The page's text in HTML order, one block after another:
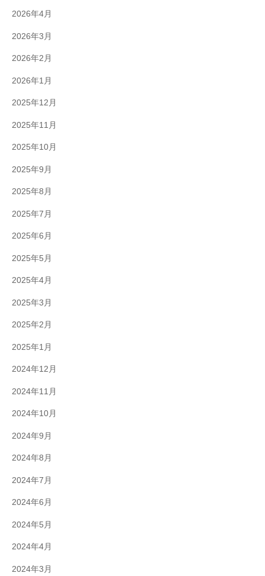
2026年4月
2026年3月
2026年2月
2026年1月
2025年12月
2025年11月
2025年10月
2025年9月
2025年8月
2025年7月
2025年6月
2025年5月
2025年4月
2025年3月
2025年2月
2025年1月
2024年12月
2024年11月
2024年10月
2024年9月
2024年8月
2024年7月
2024年6月
2024年5月
2024年4月
2024年3月